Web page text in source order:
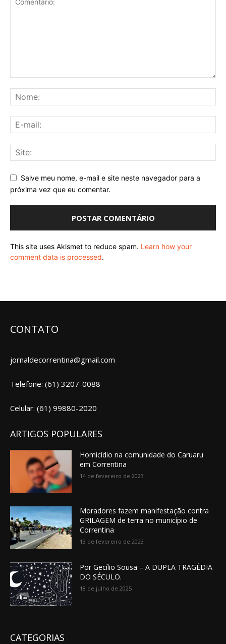
Salve meu nome, e-mail e site neste navegador para a
próxima vez que eu comentar.
This site uses Akismet to reduce spam. Learn how your
comment data is processed.
CONTATO
jornaldecorrentina@gmail.com
Telefone: (61) 3207-0088
Celular: (61) 99880-2020
ARTIGOS POPULARES
Homicídio na comunidade do Caruaru
em Correntina
14 de fevereiro de 2023
Moradores fazem manifestação contra
GRILAGEM de terra no município de
Correntina
13 de fevereiro de 2023
Por Gecílio Sousa – A DUPLA TRAGÉDIA
DO SÉCULO.
18 de julho de 2025
CATEGORIAS